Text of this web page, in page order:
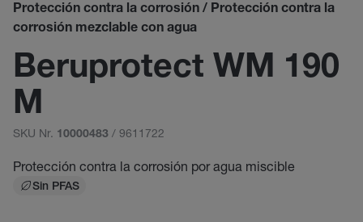
Protección contra la corrosión / Protección contra la
corrosión mezclable con agua
Beruprotect WM 190
M
SKU Nr. 10000483 / 9611722
Protección contra la corrosión por agua miscible
Sin PFAS